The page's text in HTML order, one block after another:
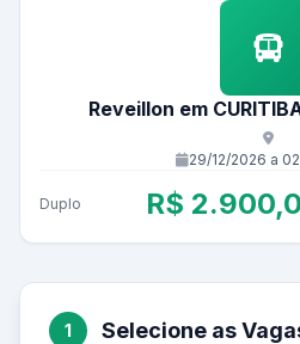
Reveillon em
29/12/2026 a
Duplo R$
1 Selecione as